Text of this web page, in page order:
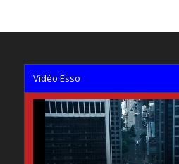
Vidéo Esso